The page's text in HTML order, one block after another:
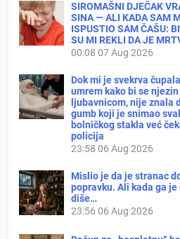
SIROMAŠNI DJEČAK
SINA — ALI KADA SAM
ISPUSTIO SAM ČAŠU:
SU MI REKLI DA JE
00:08 07 Aug 2026
Dok mi je svekrva
umrem kako bi se
ljubavnicom, nije znala
gumb koji je snimao
bolničkog stakla već
policija
23:58 06 Aug 2026
Mislio je da je stranac
popravku. Ali kada ga
diše…
23:56 06 Aug 2026